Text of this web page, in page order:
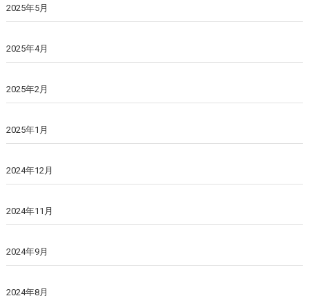
2025年5月
2025年4月
2025年2月
2025年1月
2024年12月
2024年11月
2024年9月
2024年8月